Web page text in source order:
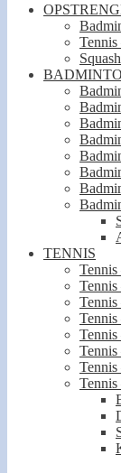
Tennis
TENNIS
Tennis
Tennis
Tennis
Tennis
Tennis
Tennis